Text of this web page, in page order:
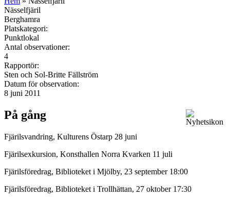
Nässelfjäril
Berghamra
Platskategori:
Punktlokal
Antal observationer:
4
Rapportör:
Sten och Sol-Britte Fällström
Datum för observation:
8 juni 2011
På gång
Fjärilsvandring, Kulturens Östarp 28 juni
Fjärilsexkursion, Konsthallen Norra Kvarken 11 juli
Fjärilsföredrag, Biblioteket i Mjölby, 23 september 18:00
Fjärilsföredrag, Biblioteket i Trollhättan, 27 oktober 17:30